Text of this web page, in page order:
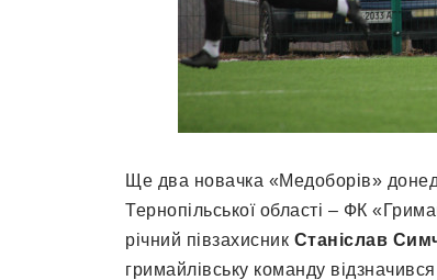
Ще два новачка «Медоборів»
Тернопільської області – ФК
річний півзахисник Станіслав
гримайлівську команду